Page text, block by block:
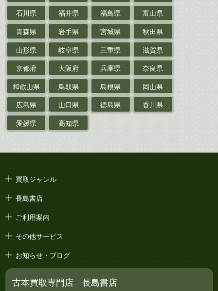
探偵小説・推理小説
乗物
鉄道・
電車・バス
戦前・戦中の紙物・資料
絵葉書
支那・満洲・朝鮮・
台湾関係古資料
ポスター・チラシ・
石川県
福井県 福島県
富山県
青森県
岩手県 宮城県
秋田県
山形県
岐阜県 三重県
滋賀県
京都府
大阪府 兵庫県
奈良県
和歌山県
鳥取県 島根県
岡山県
広島県
山口県 徳島県
香川県
愛媛県
高知県
買取ジャンル
長島書店
ご利用案内
その他サービス
お知らせ・ブログ
古本買取専門店 長島書店